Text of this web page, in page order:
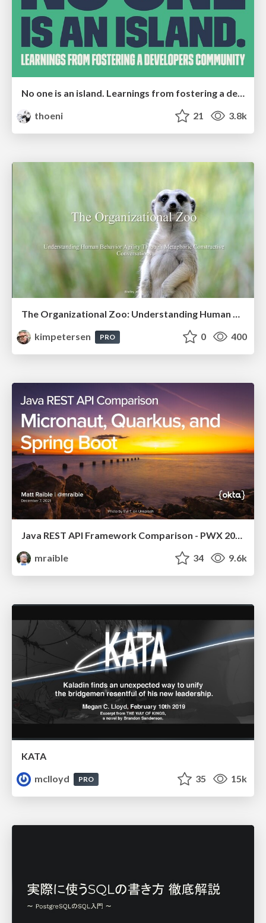
No one is an island. Learnings from fostering a developers community.
thoeni
21 3.8k
The Organizational Zoo: Understanding Human Behavior Agility Through Metaphoric Constructive Conversations (based on the works of Arthur Shelley, Ph.D)
kimpetersen
PRO 0 400
mraible
34 9.6k
KATA
mclloyd
PRO 35 15k